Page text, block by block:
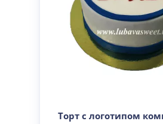
Торт с логотипом